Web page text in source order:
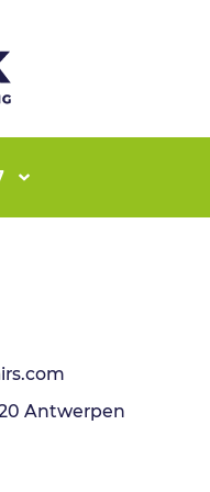
Antwerpen